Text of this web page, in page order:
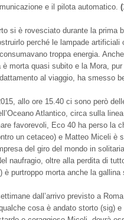
e il pilota automatico.
si è rovesciato durante la prima
perché le lampade
troppa energia.
è morta quasi subito e la Mora,
al viaggio, ha smesso
allo ore 15.40 ci sono però
Atlantico, circa sulla
favorevoli, Eco 40 ha perso la
un cetaceo) e Matteo Miceli è
del giro del mondo in
naufragio, oltre alla perdita di
è purtroppo morta anche la gallina
dall’arrivo previsto a
cosa è andato storto (sig)